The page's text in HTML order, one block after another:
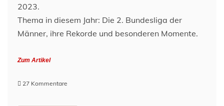
2023.
Thema in diesem Jahr: Die 2. Bundesliga der
Männer, ihre Rekorde und besonderen Momente.
Zum Artikel
27 Kommentare